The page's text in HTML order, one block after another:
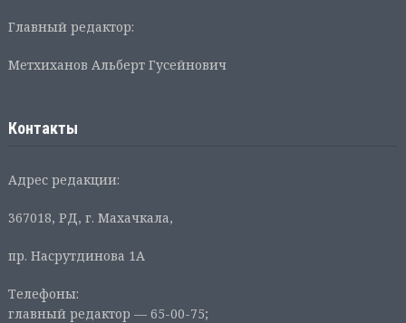
Главный редактор:
Метхиханов Альберт Гусейнович
Контакты
Адрес редакции:
367018, РД, г. Махачкала,
пр. Насрутдинова 1А
Телефоны:
главный редактор — 65-00-75;